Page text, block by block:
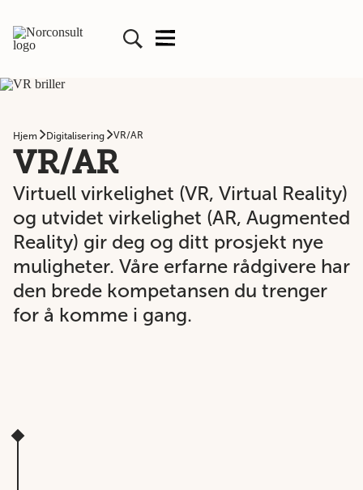
Hjem Digitalisering VR/AR
VR/AR
Virtuell virkelighet (VR, Virtual Reality)
og utvidet virkelighet (AR, Augmented
Reality) gir deg og ditt prosjekt nye
muligheter. Våre erfarne rådgivere har
den brede kompetansen du trenger
for å komme i gang.